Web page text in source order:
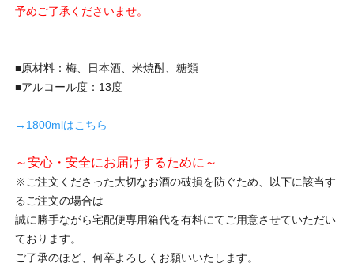
予めご了承くださいませ。
■原材料：梅、日本酒、米焼酎、糖類
■アルコール度：13度
→1800mlはこちら
～安心・安全にお届けするために～
※ご注文くださった大切なお酒の破損を防ぐため、以下に該当す
るご注文の場合は
誠に勝手ながら宅配便専用箱代を有料にてご用意させていただい
ております。
ご了承のほど、何卒よろしくお願いいたします。